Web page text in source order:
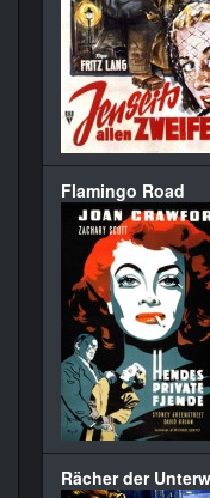
Flamingo Road
Rächer der